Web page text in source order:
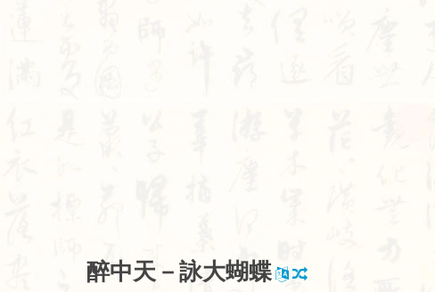
醉中天 － 詠大蝴蝶